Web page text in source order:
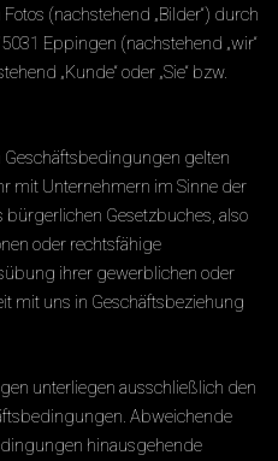
(nachstehend „Bilder“) durch
Eppingen (nachstehend „wir“
„Kunde“ oder „Sie“ bzw.
gelten
mit Unternehmern im Sinne der
Gesetzbuches, also
oder rechtsfähige
ihrer gewerblichen oder
mit uns in Geschäftsbeziehung
unterliegen ausschließlich den
Abweichende
hinausgehende